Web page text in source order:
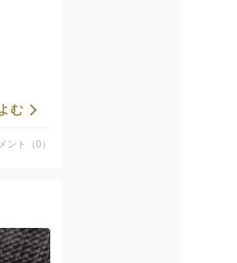
みま
ます。
む
ント（0）